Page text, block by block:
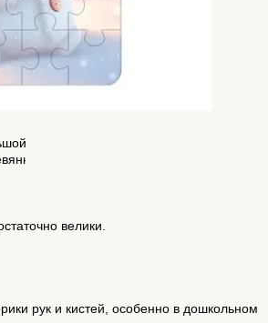
велики.
рук и кистей, особенно в дошкольном